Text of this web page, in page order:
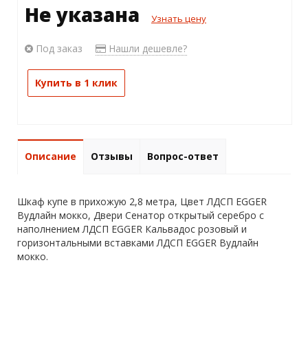
Не указана Узнать цену
Под заказ Нашли дешевле?
Купить в 1 клик
Описание Отзывы Вопрос-ответ
Шкаф купе в прихожую 2,8 метра, Цвет ЛДСП EGGER
Вудлайн мокко, Двери Сенатор открытый серебро с
наполнением ЛДСП EGGER Кальвадос розовый и
горизонтальными вставками ЛДСП EGGER Вудлайн
мокко.